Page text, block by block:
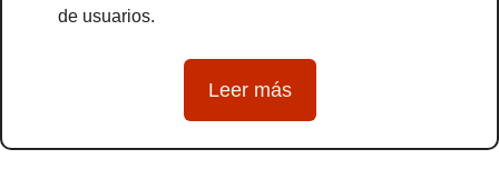
de usuarios.
Leer más